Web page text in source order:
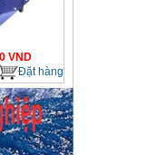
VND
Đặt hàng